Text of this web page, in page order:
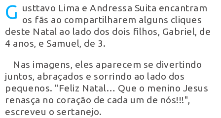
G usttavo Lima e Andressa Suita encantram
os fãs ao compartilharem alguns cliques
deste Natal ao lado dos dois filhos, Gabriel, de
4 anos, e Samuel, de 3.
Nas imagens, eles aparecem se divertindo
juntos, abraçados e sorrindo ao lado dos
pequenos. "Feliz Natal… Que o menino Jesus
renasça no coração de cada um de nós!!!",
escreveu o sertanejo.